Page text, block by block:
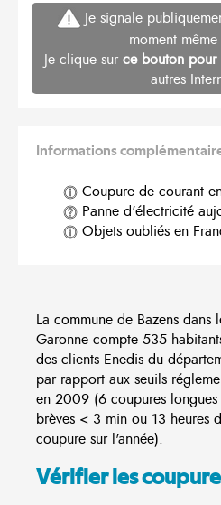
Je signale
moment
Je clique sur ce bouton pour
autres
Informations
Coupure de courant
Panne d'électricité
Objets oubliés en
La commune de Bazens
Garonne compte 535
des clients Enedis du
par rapport aux seuils
en 2009 (6 coupures
brèves < 3 min ou 13 heures
coupure sur l'année).
Vérifier les